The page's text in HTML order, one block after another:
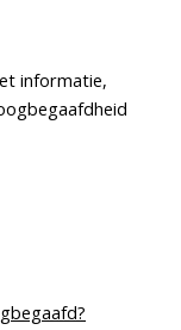
informatie,